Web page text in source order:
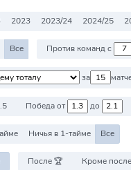
2023 2023/24 2024/25
Все Против команд с
за
Победа от до
Ничья в 1-тайме Все
После 🏆 Кроме